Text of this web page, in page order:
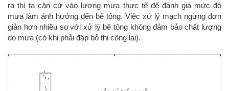
ra thì ta căn cứ vào lượng mưa thực tế để đánh giá mức độ
mưa làm ảnh hưởng đến bê tông. Việc xử lý mạch ngừng đơn
giản hơn nhiều so với xử lý bê tông không đảm bảo chất lượng
do mưa (có khi phải đập bỏ thi công lại).